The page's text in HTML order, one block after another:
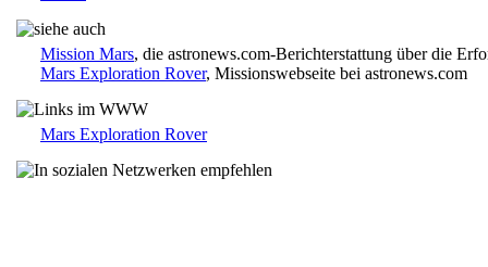
Mission Mars, die astronews.com-Berichterstattung über die
Mars Exploration Rover, Missionswebseite bei astronews.com
Mars Exploration Rover